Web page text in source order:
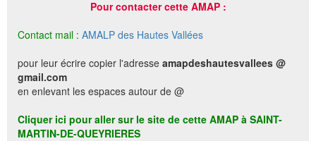
Pour contacter cette AMAP :
Contact mail : AMALP des Hautes Vallées
pour leur écrire copier l'adresse amapdeshautesvallees @
gmail.com
en enlevant les espaces autour de @
Cliquer ici pour aller sur le site de cette AMAP à SAINT-
MARTIN-DE-QUEYRIERES